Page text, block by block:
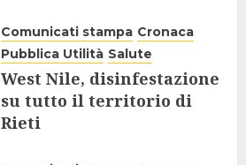
Comunicati stampa Cronaca
Pubblica Utilità Salute
West Nile, disinfestazione
su tutto il territorio di
Rieti